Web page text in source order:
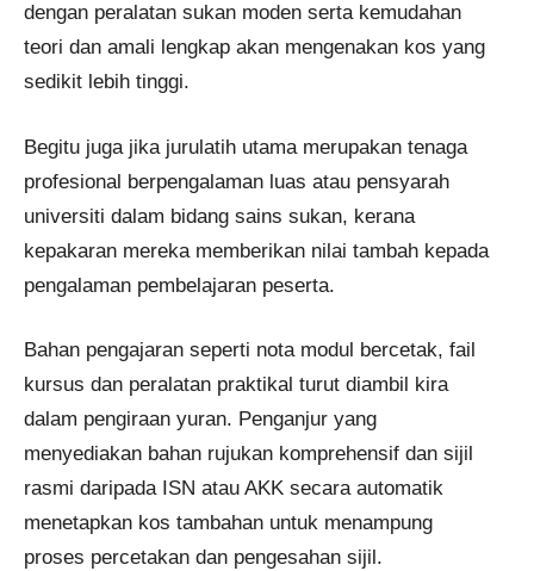
dengan peralatan sukan moden serta kemudahan
teori dan amali lengkap akan mengenakan kos yang
sedikit lebih tinggi.
Begitu juga jika jurulatih utama merupakan tenaga
profesional berpengalaman luas atau pensyarah
universiti dalam bidang sains sukan, kerana
kepakaran mereka memberikan nilai tambah kepada
pengalaman pembelajaran peserta.
Bahan pengajaran seperti nota modul bercetak, fail
kursus dan peralatan praktikal turut diambil kira
dalam pengiraan yuran. Penganjur yang
menyediakan bahan rujukan komprehensif dan sijil
rasmi daripada ISN atau AKK secara automatik
menetapkan kos tambahan untuk menampung
proses percetakan dan pengesahan sijil.